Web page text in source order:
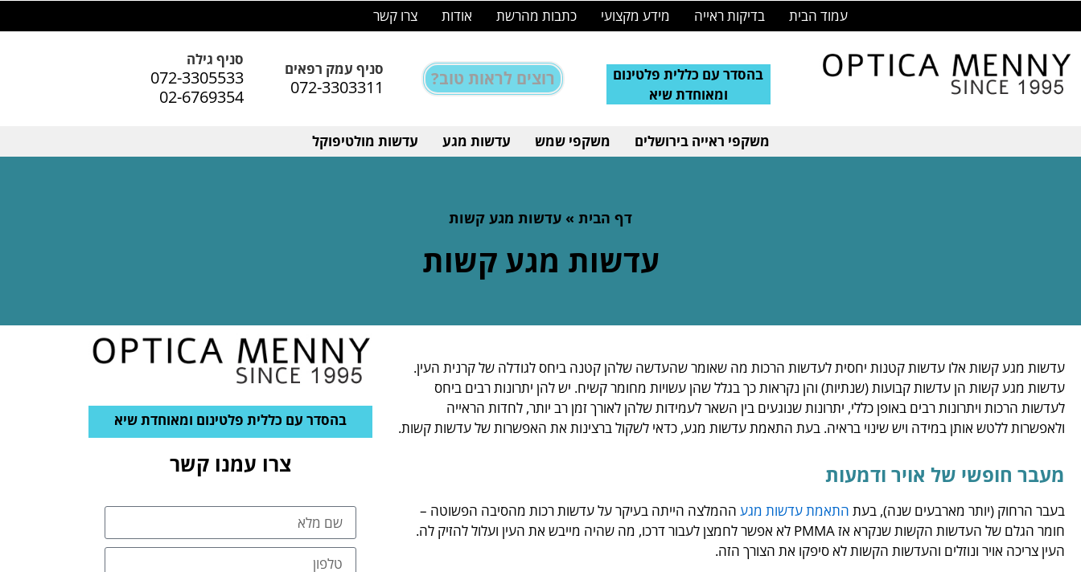
עמוד הבית בדיקות ראייה מידע מקצועי כתבות מהרשת אודות צרו קשר
בהסדר עם כללית פלטינום
ומאוחדת שיא
רוצים לראות טוב? סניף עמק רפאים
072-3303311
סניף גילה
072-3305533
02-6769354
משקפי ראייה בירושלים משקפי שמש עדשות מגע עדשות מולטיפוקל
דף הבית » עדשות מגע קשות
עדשות מגע קשות
עדשות מגע קשות אלו עדשות קטנות יחסית לעדשות הרכות מה שאומר שהעדשה שלהן קטנה ביחס לגודלה של קרנית העין.
עדשות מגע קשות הן עדשות קבועות (שנתיות) והן נקראות כך בגלל שהן עשויות מחומר קשיח. יש להן יתרונות רבים ביחס
לעדשות הרכות ויתרונות רבים באופן כללי, יתרונות שנוגעים בין השאר לעמידות שלהן לאורך זמן רב יותר, לחדות הראייה
ולאפשרות ללטש אותן במידה ויש שינוי בראיה. בעת התאמת עדשות מגע, כדאי לשקול ברצינות את האפשרות של עדשות קשות.
מעבר חופשי של אויר ודמעות
בעבר הרחוק (יותר מארבעים שנה), בעת התאמת עדשות מגע ההמלצה הייתה בעיקר על עדשות רכות מהסיבה הפשוטה –
חומר הגלם של העדשות הקשות שנקרא אז PMMA לא אפשר לחמצן לעבור דרכו, מה שהיה מייבש את העין ועלול להזיק לה.
העין צריכה אויר ונוזלים והעדשות הקשות לא סיפקו את הצורך הזה.
בהסדר עם כללית פלטינום ומאוחדת שיא
צרו עמנו קשר